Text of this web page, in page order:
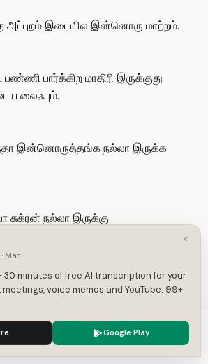
அப்புறம் இடையில இன்னொரு மாற்றம்.
பார்க்கிற மாதிரி இருக்குது
லைஃபும்.
இன்னொருத்தங்க நல்லா இருக்க
சுக்ரன் நல்லா இருக்கு.
அப்படின்னா இது ஃபீமேலுக்குதான் பயங்கர
your experience.
×
Mac
30 minutes of free AI transcription for your
voice memos and YouTube. 99+
Google Play